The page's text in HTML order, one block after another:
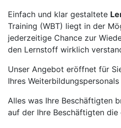
Einfach und klar gestaltete
Training (WBT) liegt in der
jederzeitige Chance zur
den Lernstoff wirklich
Unser Angebot eröffnet für
Ihres
Alles was Ihre Beschäftigten
auf der Ihre Beschäftigten